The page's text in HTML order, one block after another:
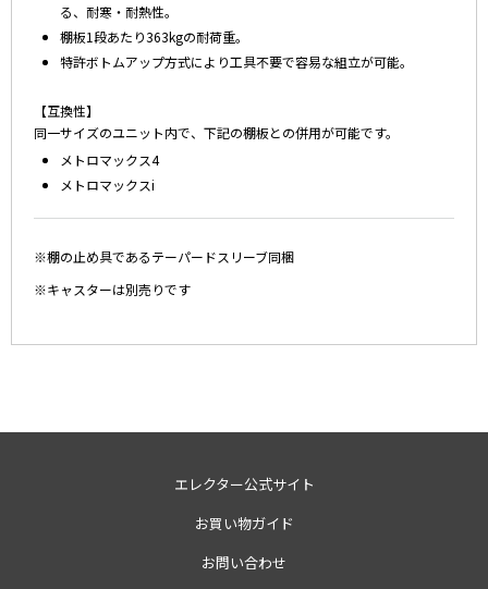
る、耐寒・耐熱性。
棚板1段あたり363kgの耐荷重。
特許ボトムアップ方式により工具不要で容易な組立が可能。
【互換性】
同一サイズのユニット内で、下記の棚板との併用が可能です。
メトロマックス4
メトロマックスi
※棚の止め具であるテーパードスリーブ同梱
※キャスターは別売りです
エレクター公式サイト
お買い物ガイド
お問い合わせ